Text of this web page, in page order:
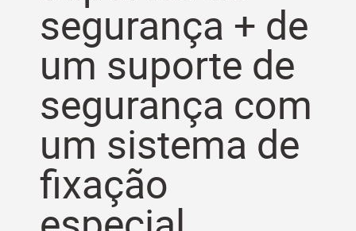
segurança + de
um suporte de
segurança com
um sistema de
fixação